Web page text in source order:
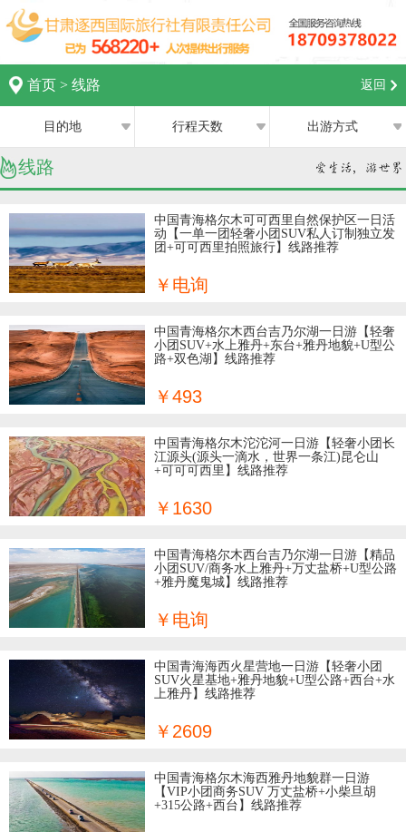
首页 > 线路 返回
目的地 行程天数 出游方式
兰州
银川
嘉峪关
中卫
格尔木
吴忠
玉树
敦煌
全部
私家团
半自助游
全部
2日
3日
4日
5日
7日
8日
线路
中国青海格尔木可可西里自然保护区一日活
动【一单一团轻奢小团SUV私人订制独立发
团+可可西里拍照旅行】线路推荐
￥电询
中国青海格尔木西台吉乃尔湖一日游【轻奢
小团SUV+水上雅丹+东台+雅丹地貌+U型公
路+双色湖】线路推荐
￥493
中国青海格尔木沱沱河一日游【轻奢小团长
江源头(源头一滴水，世界一条江)昆仑山
+可可可西里】线路推荐
￥1630
中国青海格尔木西台吉乃尔湖一日游【精品
小团SUV/商务水上雅丹+万丈盐桥+U型公路
+雅丹魔鬼城】线路推荐
￥电询
中国青海海西火星营地一日游【轻奢小团
SUV火星基地+雅丹地貌+U型公路+西台+水
上雅丹】线路推荐
￥2609
中国青海格尔木海西雅丹地貌群一日游
【VIP小团商务SUV 万丈盐桥+小柴旦胡
+315公路+西台】线路推荐